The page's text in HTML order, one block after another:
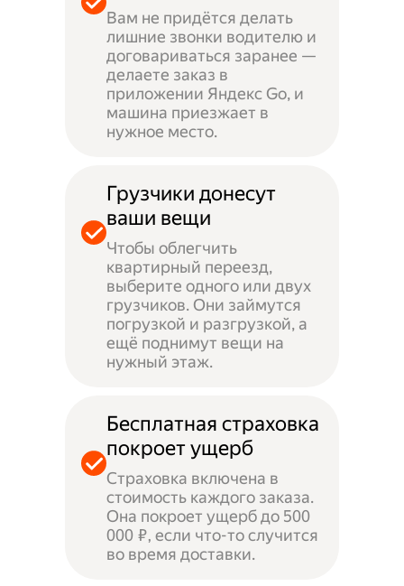
Вам не придётся делать
лишние звонки водителю и
договариваться заранее —
делаете заказ в
приложении Яндекс Go, и
машина приезжает в
нужное место.
Грузчики донесут
ваши вещи
Чтобы облегчить
квартирный переезд,
выберите одного или двух
грузчиков. Они займутся
погрузкой и разгрузкой, а
ещё поднимут вещи на
нужный этаж.
Бесплатная страховка
покроет ущерб
Страховка включена в
стоимость каждого заказа.
Она покроет ущерб до 500
000 ₽, если что-то случится
во время доставки.